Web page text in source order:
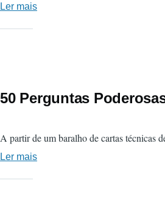
Ler mais
50 Perguntas
A partir de um baralho de cartas técnicas
Ler mais